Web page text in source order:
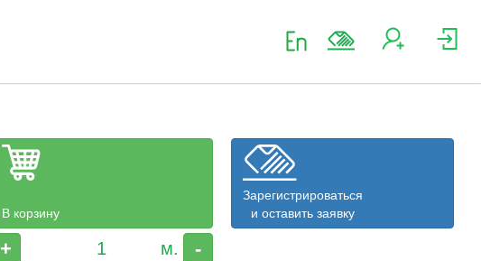
В корзину
+ -
Зарегистрироваться
и оставить заявку